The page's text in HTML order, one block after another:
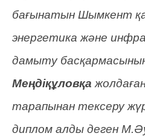
бағынатын Шымкент
энергетика және
дамыту
Меңдіқұловқа
тарапынан тексеру
диплом алды деген